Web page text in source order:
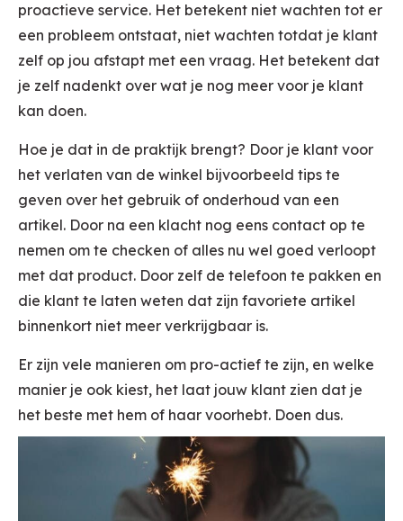
proactieve service. Het betekent niet wachten tot er
een probleem ontstaat, niet wachten totdat je klant
zelf op jou afstapt met een vraag. Het betekent dat
je zelf nadenkt over wat je nog meer voor je klant
kan doen.
Hoe je dat in de praktijk brengt? Door je klant voor
het verlaten van de winkel bijvoorbeeld tips te
geven over het gebruik of onderhoud van een
artikel. Door na een klacht nog eens contact op te
nemen om te checken of alles nu wel goed verloopt
met dat product. Door zelf de telefoon te pakken en
die klant te laten weten dat zijn favoriete artikel
binnenkort niet meer verkrijgbaar is.
Er zijn vele manieren om pro-actief te zijn, en welke
manier je ook kiest, het laat jouw klant zien dat je
het beste met hem of haar voorhebt. Doen dus.